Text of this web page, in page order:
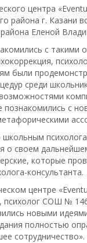
центра
района г. Казани
Еленой
с
были
среди
с
о своем
которые
консультанта.
центре
психолог СОШ №
новыми
полностью
сотрудничество».